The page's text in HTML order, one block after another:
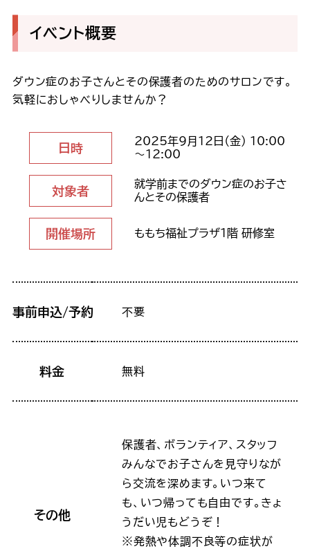
イベント概要
ダウン症のお子さんとその保護者のためのサロンです。
気軽におしゃべりしませんか？
日時
2025年9月12日（金） 10:00
～12:00
対象者
就学前までのダウン症のお子さ
んとその保護者
開催場所 ももち福祉プラザ1階 研修室
事前申込/予約 不要
料金 無料
その他
保護者、ボランティア、スタッフ
みんなでお子さんを見守りなが
ら交流を深めます。いつ来て
も、いつ帰っても自由です。きょ
うだい児もどうぞ！
※発熱や体調不良等の症状が